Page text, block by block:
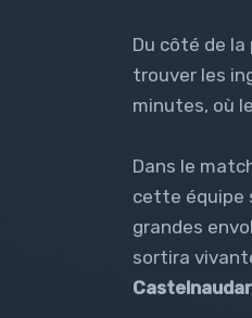
Du côté de la
trouver les
minutes, où
Dans le
cette équipe
grandes
sortira